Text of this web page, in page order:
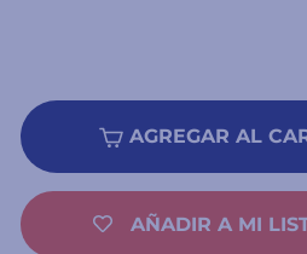
AGREGAR AL
AÑADIR A MI